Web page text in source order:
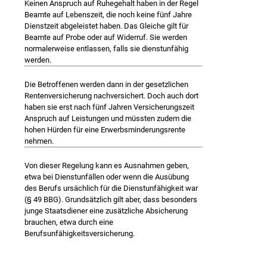
Keinen Anspruch auf Ruhegehalt haben in der Regel
Beamte auf Lebenszeit, die noch keine fünf Jahre
Dienstzeit abgeleistet haben. Das Gleiche gilt für
Beamte auf Probe oder auf Widerruf. Sie werden
normalerweise entlassen, falls sie dienstunfähig
werden.
Die Betroffenen werden dann in der gesetzlichen
Rentenversicherung nachversichert. Doch auch dort
haben sie erst nach fünf Jahren Versicherungszeit
Anspruch auf Leistungen und müssten zudem die
hohen Hürden für eine Erwerbsminderungsrente
nehmen.
Von dieser Regelung kann es Ausnahmen geben,
etwa bei Dienstunfällen oder wenn die Ausübung
des Berufs ursächlich für die Dienstunfähigkeit war
(§ 49 BBG). Grundsätzlich gilt aber, dass besonders
junge Staatsdiener eine zusätzliche Absicherung
brauchen, etwa durch eine
Berufsunfähigkeitsversicherung.